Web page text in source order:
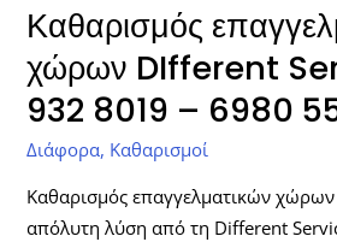
Καθαρισμός
χώρων DIfferent
932 8019 – 6980
Διάφορα, Καθαρισμοί
Καθαρισμός επαγγελματικών
απόλυτη λύση από τη Different